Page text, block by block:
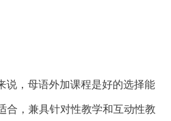
，母语外加课程是好的选择能
合，兼具针对性教学和互动性教